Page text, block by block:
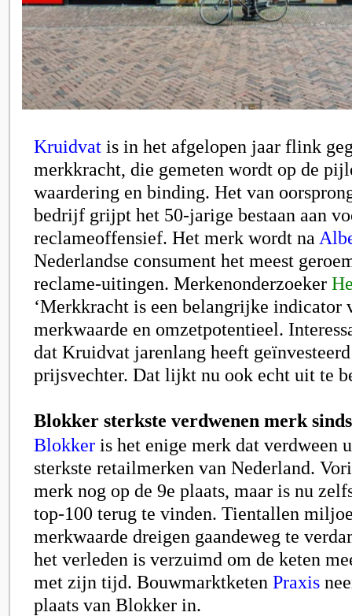
Kruidvat is in het afgelopen jaar flink
merkkracht, die gemeten wordt op de
waardering en binding. Het van
bedrijf grijpt het 50-jarige bestaan aan
reclameoffensief. Het merk wordt na
Nederlandse consument het meest
reclame-uitingen. Merkenonderzoeker
‘Merkkracht is een belangrijke indicator
merkwaarde en omzetpotentieel.
dat Kruidvat jarenlang heeft
prijsvechter. Dat lijkt nu ook echt uit te
Blokker sterkste verdwenen merk
Blokker is het enige merk dat verdween
sterkste retailmerken van Nederland.
merk nog op de 9e plaats, maar is nu
top-100 terug te vinden. Tientallen
merkwaarde dreigen gaandeweg te
het verleden is verzuimd om de keten
met zijn tijd. Bouwmarktketen Praxis
plaats van Blokker in.